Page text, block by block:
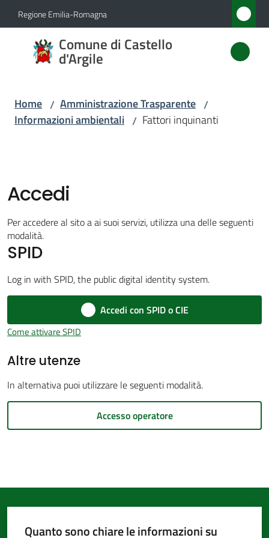
Vai al contenuto
Vai alla navigazione
Vai al footer
Regione Emilia-Romagna
Comune di Castello
d'Argile
Comune
di
Novità
Servizi
Vivere
d'Argile
Amministrazione
Trasparente
Menu selezionato
gli
Home / Amministrazione Trasparente /
Informazioni ambientali / Fattori inquinanti
Accedi
Per accedere al sito a ai suoi servizi, utilizza una delle seguenti
modalità.
SPID
Log in with SPID, the public digital identity system.
Accedi con SPID o CIE
Come attivare SPID
Altre utenze
In alternativa puoi utilizzare le seguenti modalità.
Accesso operatore
Quanto sono chiare le informazioni su